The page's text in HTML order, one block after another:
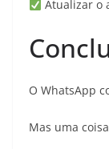
Atualizar o
O WhatsApp
Mas uma